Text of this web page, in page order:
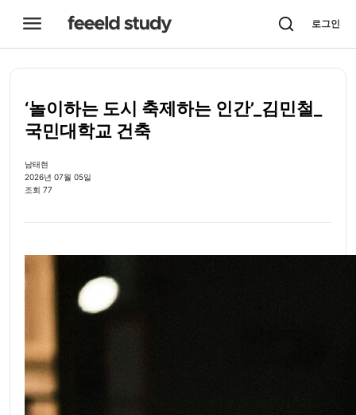
 로그인
‘놀이하는 도시 축제하는 인간’_김민철_
국민대학교 건축
남태현
2026년 07월 05일
조회 77